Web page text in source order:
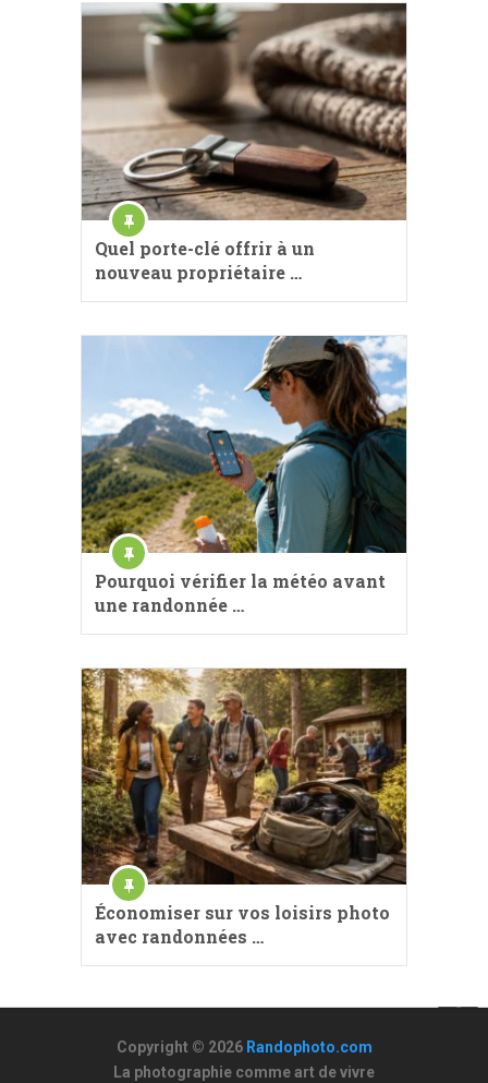
Quel porte-clé offrir à un
nouveau propriétaire …
Pourquoi vérifier la météo avant
une randonnée …
Économiser sur vos loisirs photo
avec randonnées …
Copyright © 2026 Randophoto.com
La photographie comme art de vivre